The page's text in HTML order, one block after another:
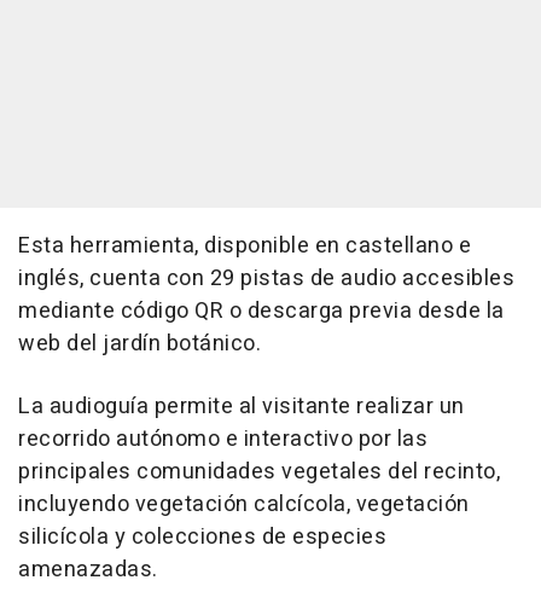
Esta herramienta, disponible en castellano e
inglés, cuenta con 29 pistas de audio accesibles
mediante código QR o descarga previa desde la
web del jardín botánico.
La audioguía permite al visitante realizar un
recorrido autónomo e interactivo por las
principales comunidades vegetales del recinto,
incluyendo vegetación calcícola, vegetación
silicícola y colecciones de especies
amenazadas.